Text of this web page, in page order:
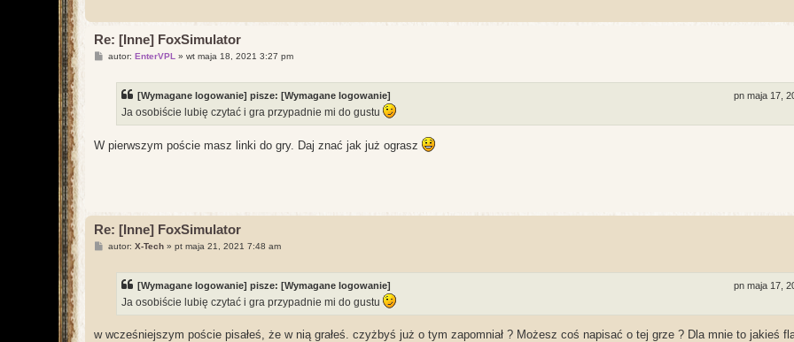
Re: [Inne] FoxSimulator
Pautor: EnterVPL » wt maja 18, 2021 3:27 pm
[Wymagane logowanie] pisze: [Wymagane logowanie] pn maja 17,
Ja osobiście lubię czytać i gra przypadnie mi do gustu
W pierwszym poście masz linki do gry. Daj znać jak już ograsz
Re: [Inne] FoxSimulator
Pautor: X-Tech» pt maja 21, 2021 7:48 am
[Wymagane logowanie] pisze: [Wymagane logowanie] pn maja 17,
Ja osobiście lubię czytać i gra przypadnie mi do gustu
w wcześniejszym poście pisałeś, że w nią grałeś. czyżbyś już o tym zapomniał ? Możesz coś napisać o tej grze ? Dla mnie to jakieś